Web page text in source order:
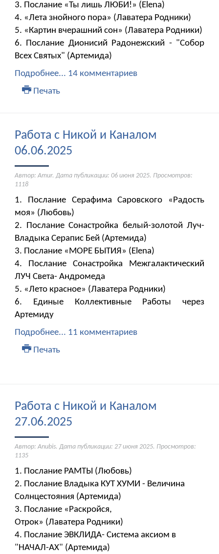
3. Послание «Ты лишь ЛЮБИ!» (Elena)
4. «Лета знойного пора» (Лаватера Родники)
5. «Картин вчерашний сон» (Лаватера Родники)
6. Послание Дионисий Радонежский - "Собор
Всех Святых" (Артемида)
Подробнее... 14 комментариев
Печать
Работа с Никой и Каналом
06.06.2025
Автор: Amur. Дата публикации: 06 июня 2025. Просмотров:
1118
1. Послание Серафима Саровского «Радость
моя» (Любовь)
2. Послание Сонастройка белый-золотой Луч-
Владыка Серапис Бей (Артемида)
3. Послание «МОРЕ БЫТИЯ» (Elena)
4. Послание Сонастройка Межгалактический
ЛУЧ Света- Андромеда
5. «Лето красное» (Лаватера Родники)
6. Единые Коллективные Работы через
Артемиду
Подробнее... 11 комментариев
Печать
Работа с Никой и Каналом
27.06.2025
Автор: Anubis. Дата публикации: 27 июня 2025. Просмотров:
1135
1. Послание РАМТЫ (Любовь)
2. Послание Владыка КУТ ХУМИ - Величина
Солнцестояния (Артемида)
3. Послание «Раскройся,
Отрок» (Лаватера Родники)
4. Послание ЭВКЛИДА- Система аксиом в
"НАЧАЛ-АХ" (Артемида)